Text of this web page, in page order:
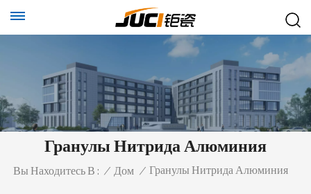
Гранулы Нитрида Алюминия
Вы Находитесь В : / Дом / Гранулы Нитрида Алюминия